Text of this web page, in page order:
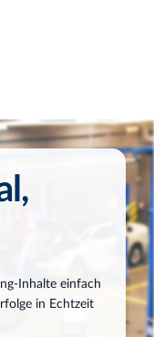
Inhalte einfach
in Echtzeit